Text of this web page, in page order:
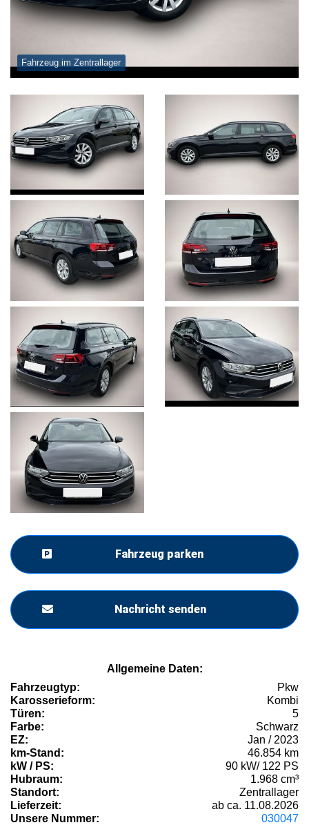
Fahrzeug im Zentrallager
Fahrzeug parken
Nachricht senden
Allgemeine Daten:
Fahrzeugtyp:
Pkw
Karosserieform:
Kombi
Türen:
5
Farbe:
Schwarz
EZ:
Jan / 2023
km-Stand:
46.854 km
kW / PS:
90 kW/ 122 PS
Hubraum:
1.968 cm³
Standort:
Zentrallager
Lieferzeit:
ab ca. 11.08.2026
Unsere Nummer:
030047